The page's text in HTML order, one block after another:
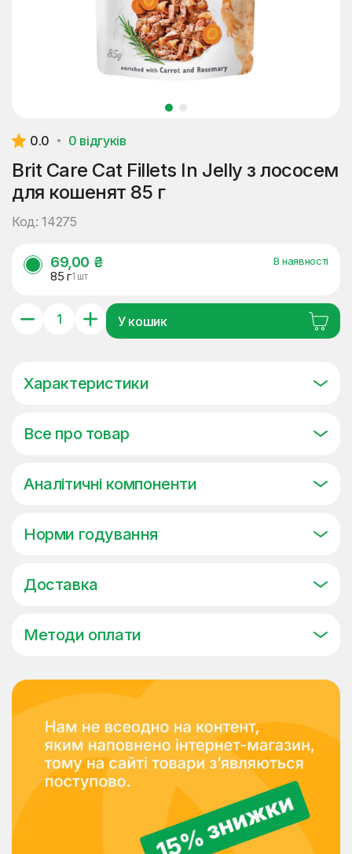
0.0 0 відгуків
Brit Care Cat Fillets In Jelly з лососем
для кошенят 85 г
Код: 14275
85 г1 шт
69,00 ₴ В наявності
У кошик
Характеристики
Все про товар
Аналітичні компоненти
Норми годування
Доставка
Методи оплати